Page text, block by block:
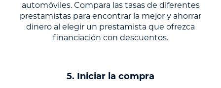
automóviles. Compara las tasas de diferentes
prestamistas para encontrar la mejor y ahorrar
dinero al elegir un prestamista que ofrezca
financiación con descuentos.
5. Iniciar la compra